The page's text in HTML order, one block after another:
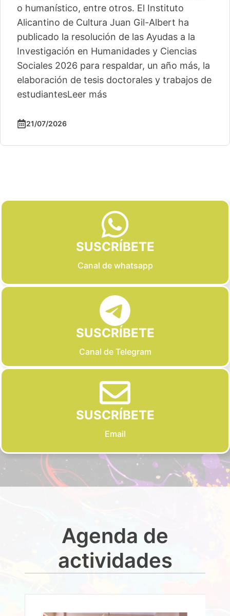
o humanístico, entre otros. El Instituto
Alicantino de Cultura Juan Gil-Albert ha
publicado la resolución de las Ayudas a la
Investigación en Humanidades y Ciencias
Sociales 2026 para respaldar, un año más, la
elaboración de tesis doctorales y trabajos de
estudiantesLeer más
21/07/2026
SUSCRÍBETE
Canal de whatsapp
SUSCRÍBETE
Canal de Telegram
SUSCRÍBETE
Email
Agenda de
actividades